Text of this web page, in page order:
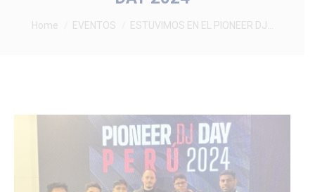
You are here:
Home EVENTOS ESTUVIMOS EN EL PIONEER DJ…